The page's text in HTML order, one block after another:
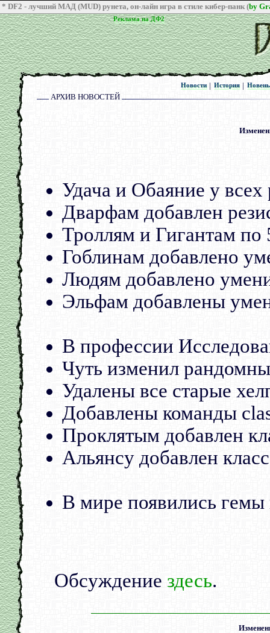
* DF2 - лучший МАД (MUD) рунета, он-лайн игра в стиле кибер-панк (by
Реклама на ДФ2
Реклама на ДФ2
Новости
Новости| История
История |
АРХИВ НОВОСТЕЙ
Удача и Обаяние у
Дварфам добавлен
Троллям и Гигантам по
Гоблинам добавлено
Людям добавлено
Эльфам добавлены
В профессии
Чуть изменил
Удалены все старые
Добавлены команды
Проклятым добавлен
Альянсу добавлен
В мире появились гемы
Обсуждение здесь.